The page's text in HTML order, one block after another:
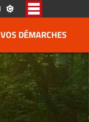
VOS DÉMARCHES